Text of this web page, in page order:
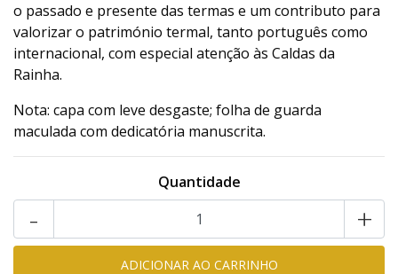
o passado e presente das termas e um contributo para
valorizar o património termal, tanto português como
internacional, com especial atenção às Caldas da
Rainha.
Nota: capa com leve desgaste; folha de guarda
maculada com dedicatória manuscrita.
Quantidade
+
-